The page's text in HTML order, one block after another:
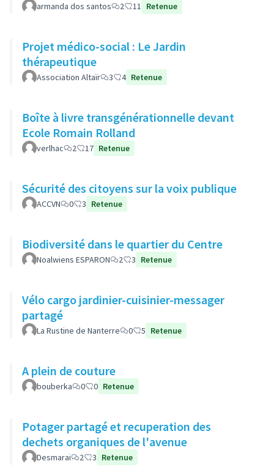
armanda dos santos 2 11 Retenue
Projet médico-social : Le Jardin
thérapeutique
Association Altaïr 3 4 Retenue
Boîte à livre transgénérationnelle devant
Ecole Romain Rolland
verlhac 2 17 Retenue
Sécurité des citoyens sur la voix publique
ACCVN 0 3 Retenue
Biodiversité dans le quartier du Centre
Noalwiens ESPARON 2 3 Retenue
Vélo cargo jardinier-cuisinier-messager
partagé
La Rustine de Nanterre 0 5 Retenue
A plein de couture
bouberka 0 0 Retenue
Potager partagé et recuperation des
dechets organiques de l'avenue
Desmarai 2 3 Retenue